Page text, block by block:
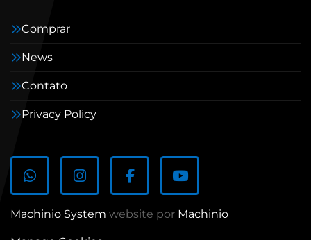
Comprar
News
Contato
Privacy Policy
whatsappinstagramfacebookyoutube
Machinio System website por Machinio